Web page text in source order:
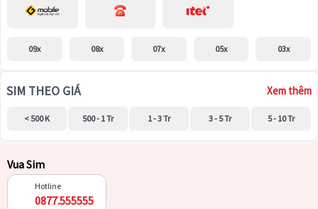
09x 08x 07x 05x 03x
SIM THEO GIÁ Xem thêm
< 500 K 500 - 1 Tr 1 - 3 Tr 3 - 5 Tr 5 - 10 Tr
Vua Sim
Hotline
0877.555555